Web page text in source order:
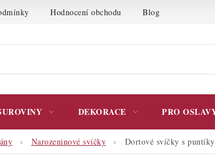
Hodnocení obchodu Blog
DEKORACE PRO
Narozeninové svíčky Dortové svíčky s